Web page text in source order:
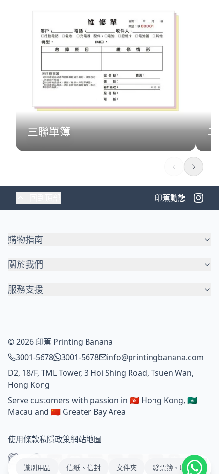
識別用品 信紙、信封 文件夾 發票簿、收據簿、
三聯單簿
印蕉動態
購物指南
關於我們
服務支援
© 2026 印蕉 Printing Banana
3001-5678
3001-5678
info@printingbanana.com
D2, 18/F, TML Tower, 3 Hoi Shing Road, Tsuen Wan,
Hong Kong
Serve customers with passion in 🇭🇰 Hong Kong, 🇲🇴
Macau and 🇨🇳 Greater Bay Area
使用條款私隱政策網站地圖